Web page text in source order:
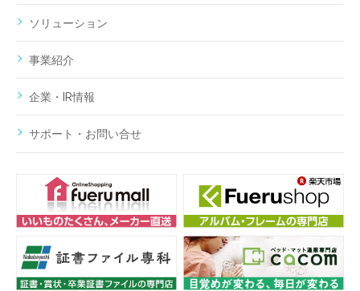
ソリューション
事業紹介
企業・IR情報
サポート・お問い合せ